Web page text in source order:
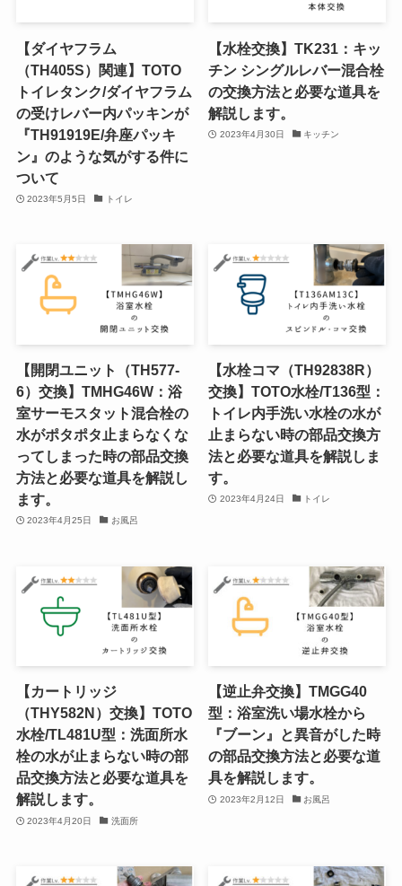
【ダイヤフラム
（TH405S）関連】TOTO
トイレタンク/ダイヤフラム
の受けレバー内パッキンが
『TH91919E/弁座パッキ
ン』のような気がする件に
ついて
2023年5月5日 トイレ
【水栓交換】TK231：キッ
チン シングルレバー混合栓
の交換方法と必要な道具を
解説します。
2023年4月30日 キッチン
【開閉ユニット（TH577-
6）交換】TMHG46W：浴
室サーモスタット混合栓の
水がポタポタ止まらなくな
ってしまった時の部品交換
方法と必要な道具を解説し
ます。
2023年4月25日 お風呂
【水栓コマ（TH92838R）
交換】TOTO水栓/T136型：
トイレ内手洗い水栓の水が
止まらない時の部品交換方
法と必要な道具を解説しま
す。
2023年4月24日 トイレ
【カートリッジ
（THY582N）交換】TOTO
水栓/TL481U型：洗面所水
栓の水が止まらない時の部
品交換方法と必要な道具を
解説します。
2023年4月20日 洗面所
【逆止弁交換】TMGG40
型：浴室洗い場水栓から
『ブーン』と異音がした時
の部品交換方法と必要な道
具を解説します。
2023年2月12日 お風呂